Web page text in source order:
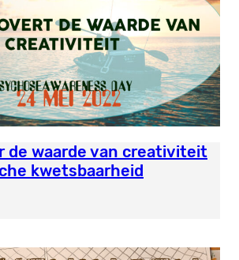
de waarde van creativiteit
kwetsbaarheid